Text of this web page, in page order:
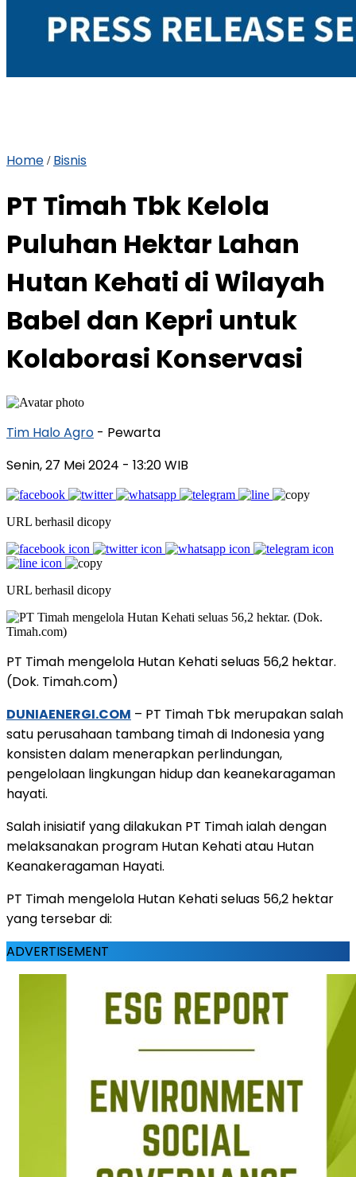
Home / Bisnis
PT Timah Tbk Kelola
Puluhan Hektar Lahan
Hutan Kehati di Wilayah
Babel dan Kepri untuk
Kolaborasi Konservasi
Tim Halo Agro - Pewarta
Senin, 27 Mei 2024 - 13:20 WIB
URL berhasil dicopy
URL berhasil dicopy
PT Timah mengelola Hutan Kehati seluas 56,2 hektar.
(Dok. Timah.com)
DUNIAENERGI.COM – PT Timah Tbk merupakan salah
satu perusahaan tambang timah di Indonesia yang
konsisten dalam menerapkan perlindungan,
pengelolaan lingkungan hidup dan keanekaragaman
hayati.
Salah inisiatif yang dilakukan PT Timah ialah dengan
melaksanakan program Hutan Kehati atau Hutan
Keanakeragaman Hayati.
PT Timah mengelola Hutan Kehati seluas 56,2 hektar
yang tersebar di:
ADVERTISEMENT